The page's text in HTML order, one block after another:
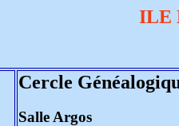
ILE
Cercle
Salle Argos